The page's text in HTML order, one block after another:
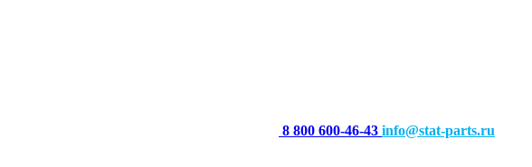
8 800 600-46-43 info@stat-parts.ru